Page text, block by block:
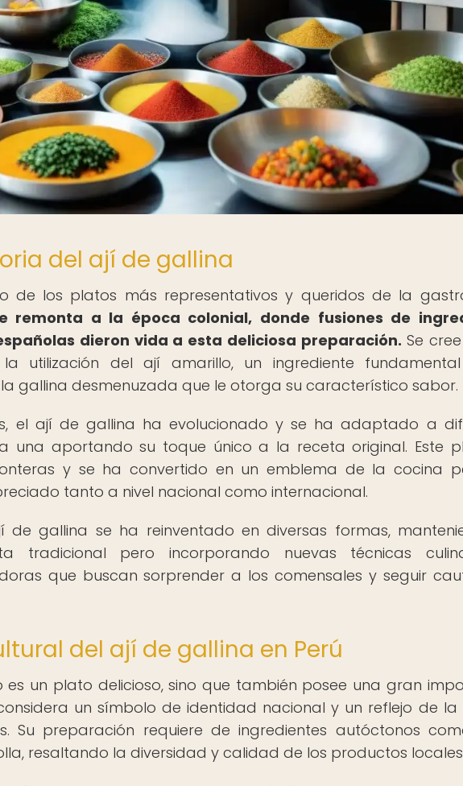
del ají de gallina
de los platos más representativos y queridos de la
remonta a la época colonial, donde fusiones de
dieron vida a esta deliciosa preparación. Se
utilización del ají amarillo, un ingrediente
gallina desmenuzada que le otorga su característico sabor.
el ají de gallina ha evolucionado y se ha adaptado a
una aportando su toque único a la receta original. Este
y se ha convertido en un emblema de la cocina
tanto a nivel nacional como internacional.
de gallina se ha reinventado en diversas formas,
tradicional pero incorporando nuevas técnicas
que buscan sorprender a los comensales y seguir
del ají de gallina en Perú
es un plato delicioso, sino que también posee una gran
un símbolo de identidad nacional y un reflejo de la
Su preparación requiere de ingredientes autóctonos
resaltando la diversidad y calidad de los productos